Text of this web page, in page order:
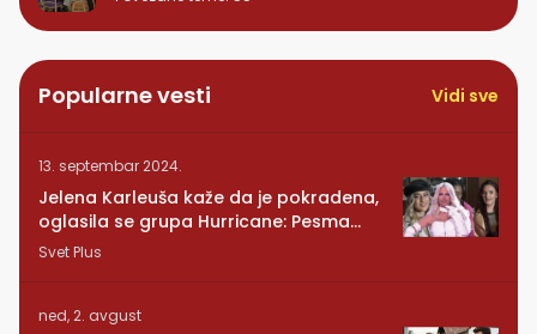
Popularne vesti Vidi sve
13. septembar 2024.
Jelena Karleuša kaže da je pokradena,
oglasila se grupa Hurricane: Pesma
RUNDE je naša!
Svet Plus
ned, 2. avgust